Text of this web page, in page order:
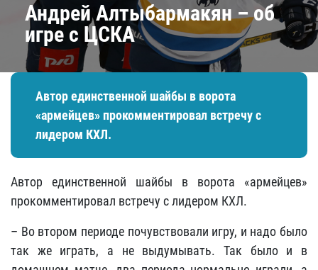
Андрей Алтыбармакян – об
игре с ЦСКА
Автор единственной шайбы в ворота
«армейцев» прокомментировал встречу с
лидером КХЛ.
Автор единственной шайбы в ворота «армейцев»
прокомментировал встречу с лидером КХЛ.
– Во втором периоде почувствовали игру, и надо было
так же играть, а не выдумывать. Так было и в